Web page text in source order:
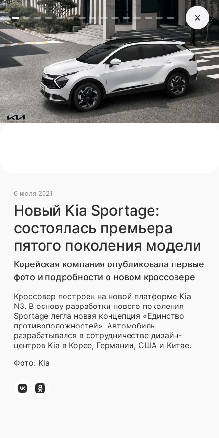
6 июля 2021
Новый Kia Sportage:
состоялась премьера
пятого поколения модели
Корейская компания опубликовала первые
фото и подробности о новом кроссовере
6 июля 2021
Новый Kia Sportage:
состоялась премьера
пятого поколения модели
Корейская компания опубликовала первые
фото и подробности о новом кроссовере
Кроссовер построен на новой платформе Kia
N3. В основу разработки нового поколения
Sportage легла новая концепция «Единство
противоположностей». Автомобиль
разрабатывался в сотрудничестве дизайн-
центров Kia в Корее, Германии, США и Китае.
Фото: Kia
Поделиться